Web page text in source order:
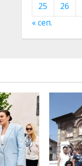
25
26
« сеп.